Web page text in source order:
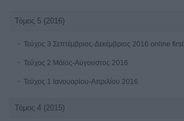
Τόμος 5 (2016)
Τεύχος 3 Σεπτέμβριος-Δεκέμβριος 2016 online first
Τεύχος 2 Μάϊος-Αύγουστος 2016
Τεύχος 1 Ιανουαρίου-Απριλίου 2016
Τόμος 4 (2015)